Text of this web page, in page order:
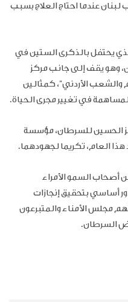
عندما احتاج العلاج بسبب
يحتفل بالذكرى الستين في
وهو يقف إلى جانب مركز
والشعب الأردني"، كمثالين
في تغيير مجرى الحياة.
الحسين للسرطان، مؤسسة
العام، تكريما لجهودهما.
أصحاب السمو الأمراء
أساسي بتحقيق إنجازات
مجلس الأمناء والمتبرعون
السرطان.